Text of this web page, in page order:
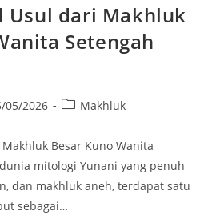
Usul dari Makhluk
Setengah
05/2026
PostMakhluk
Besar Kuno Wanita
mitologi Yunani yang penuh
dan makhluk aneh, terdapat satu
sebagai…